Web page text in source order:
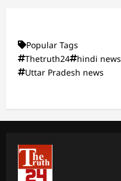
Popular Tags
Thetruth24
hindi news
Uttar Pradesh news